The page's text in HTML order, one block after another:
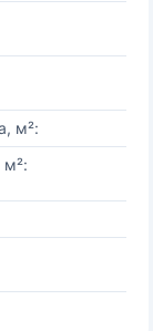
м²: